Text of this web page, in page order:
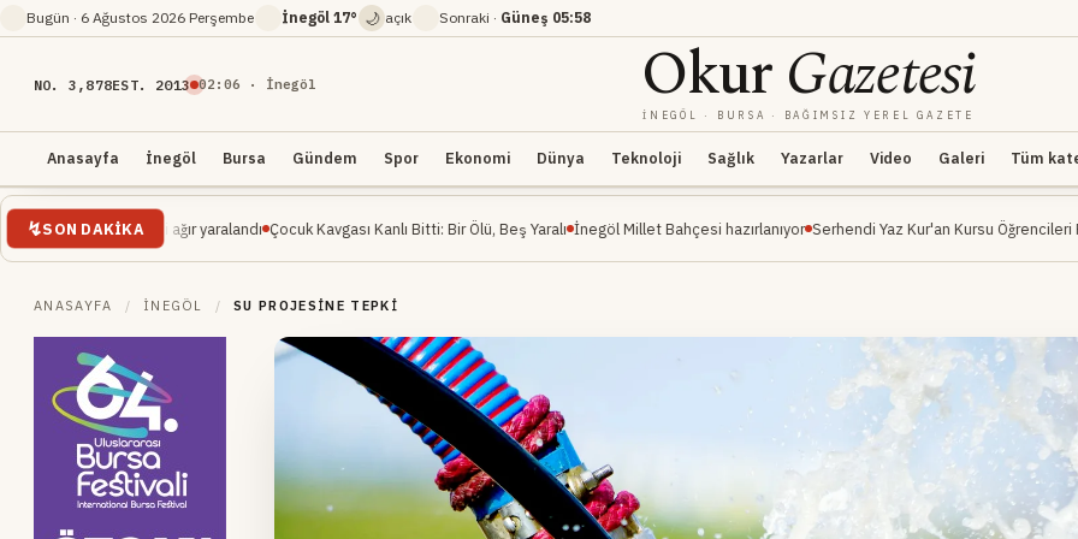
Bugün · 6 Ağustos 2026 Perşembe İnegöl 17° 🌙 açık Sonraki · Güneş 05:58
NO. 3,878EST. 2013 02 :06 · İnegöl OkurGazetesi
İNEGÖL · BURSA · BAĞIMSIZ YEREL GAZETE
Anasayfa İnegöl Bursa Gündem Spor Ekonomi Dünya Teknoloji Sağlık Yazarlar Video Galeri Tüm
SON DAKIKA
ağır yaralandı Çocuk Kavgası Kanlı Bitti: Bir Ölü, Beş Yaralı İnegöl Millet Bahçesi hazırlanıyor Serhendi Yaz Kur'an Kursu Öğrencileri Piknikte
ANASAYFA / İNEGÖL / SU PROJESINE TEPKI